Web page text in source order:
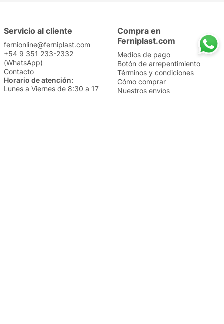
Servicio al cliente
fernionline@ferniplast.com
+54 9 351 233-2332
(WhatsApp)
Contacto
Horario de atención:
Lunes a Viernes de 8:30 a 17
Compra en
Ferniplast.com
Medios de pago
Botón de arrepentimiento
Términos y condiciones
Cómo comprar
Nuestros envíos